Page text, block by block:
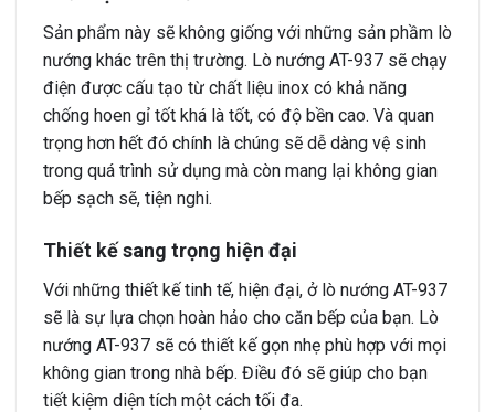
Sản phẩm này sẽ không giống với những sản phầm lò
nướng khác trên thị trường. Lò nướng AT-937 sẽ chạy
điện được cấu tạo từ chất liệu inox có khả năng
chống hoen gỉ tốt khá là tốt, có độ bền cao. Và quan
trọng hơn hết đó chính là chúng sẽ dễ dàng vệ sinh
trong quá trình sử dụng mà còn mang lại không gian
bếp sạch sẽ, tiện nghi.
Thiết kế sang trọng hiện đại
Với những thiết kế tinh tế, hiện đại, ở lò nướng AT-937
sẽ là sự lựa chọn hoàn hảo cho căn bếp của bạn. Lò
nướng AT-937 sẽ có thiết kế gọn nhẹ phù hợp với mọi
không gian trong nhà bếp. Điều đó sẽ giúp cho bạn
tiết kiệm diện tích một cách tối đa.